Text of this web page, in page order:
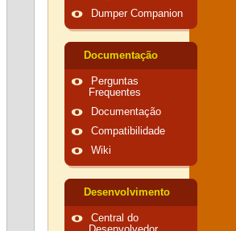
Dumper Companion
Documentação
Perguntas
Frequentes
Documentação
Compatibilidade
Wiki
Desenvolvimento
Central do